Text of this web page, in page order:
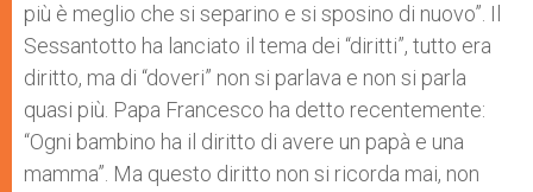
più è meglio che si separino e si sposino di nuovo”. Il
Sessantotto ha lanciato il tema dei “diritti”, tutto era
diritto, ma di “doveri” non si parlava e non si parla
quasi più. Papa Francesco ha detto recentemente:
“Ogni bambino ha il diritto di avere un papà e una
mamma”. Ma questo diritto non si ricorda mai, non